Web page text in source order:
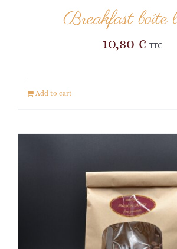
Breakfast boîte
10,80 € TTC
Add to cart